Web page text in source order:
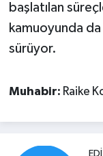
başlatılan
kamuoyunda
sürüyor.
Muhabir: Raike